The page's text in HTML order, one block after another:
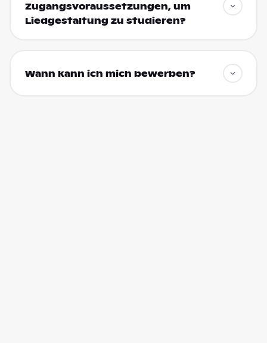
Zugangsvoraussetzungen, um
Liedgestaltung zu studieren?
Wann kann ich mich bewerben?